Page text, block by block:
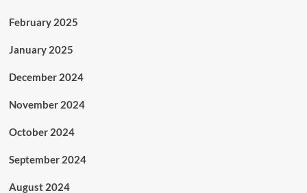
February 2025
January 2025
December 2024
November 2024
October 2024
September 2024
August 2024